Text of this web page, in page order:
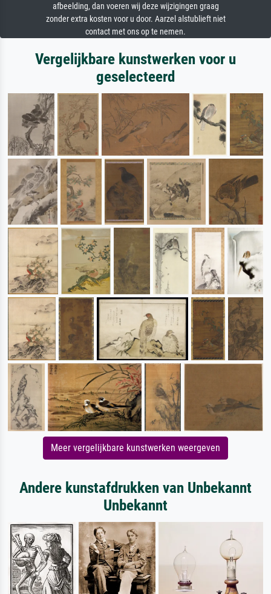
afbeelding, dan voeren wij deze wijzigingen graag
zonder extra kosten voor u door. Aarzel alstublieft niet
contact met ons op te nemen.
Vergelijkbare kunstwerken voor u
geselecteerd
Meer vergelijkbare kunstwerken weergeven
Andere kunstafdrukken van Unbekannt
Unbekannt